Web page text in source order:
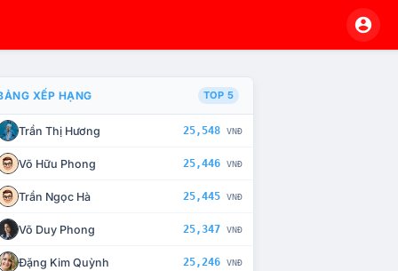
CHẾ TÀI XỬ LÝ VI PHẠM
XẾP HẠNG TOP 5
Trần Thị Hương 25,548 VNĐ
Võ Hữu Phong 25,446 VNĐ
Trần Ngọc Hà 25,445 VNĐ
Võ Duy Phong 25,347 VNĐ
Đặng Kim Quỳnh 25,246 VNĐ